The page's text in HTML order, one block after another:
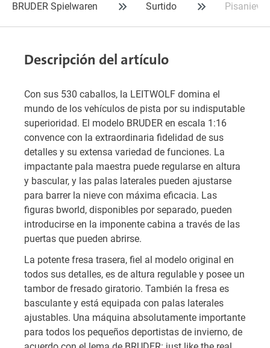
BRUDER Spielwaren Surtido
Descripción del artículo
Con sus 530 caballos, la LEITWOLF domina el
mundo de los vehículos de pista por su indisputable
superioridad. El modelo BRUDER en escala 1:16
convence con la extraordinaria fidelidad de sus
detalles y su extensa variedad de funciones. La
impactante pala maestra puede regularse en altura
y bascular, y las palas laterales pueden ajustarse
para barrer la nieve con máxima eficacia. Las
figuras bworld, disponibles por separado, pueden
introducirse en la imponente cabina a través de las
puertas que pueden abrirse.
La potente fresa trasera, fiel al modelo original en
todos sus detalles, es de altura regulable y posee un
tambor de fresado giratorio. También la fresa es
basculante y está equipada con palas laterales
ajustables. Una máquina absolutamente importante
para todos los pequeños deportistas de invierno, de